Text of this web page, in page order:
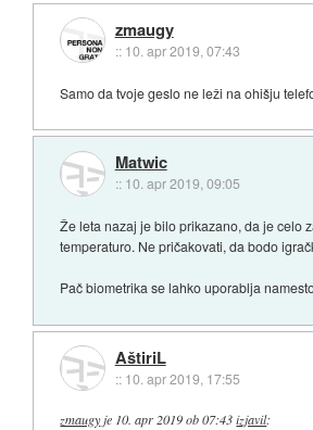
zmaugy
:: 10. apr 2019, 07:43
Samo da tvoje geslo ne leži na ohišju
Matwic
:: 10. apr 2019, 09:05
Že leta nazaj je bilo prikazano, da je celo
temperaturo. Ne pričakovati, da bodo
Pač biometrika se lahko uporablja
AštiriL
:: 10. apr 2019, 17:55
zmaugyje 10. apr 2019 ob 07:43 izjavil: